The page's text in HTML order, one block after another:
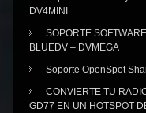
DV4MINI
SOPORTE SOFTWARE
BLUEDV – DVMEGA
Soporte OpenSpot
CONVIERTE TU
GD77 EN UN HOTSPOT